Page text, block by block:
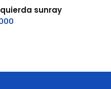
sunray